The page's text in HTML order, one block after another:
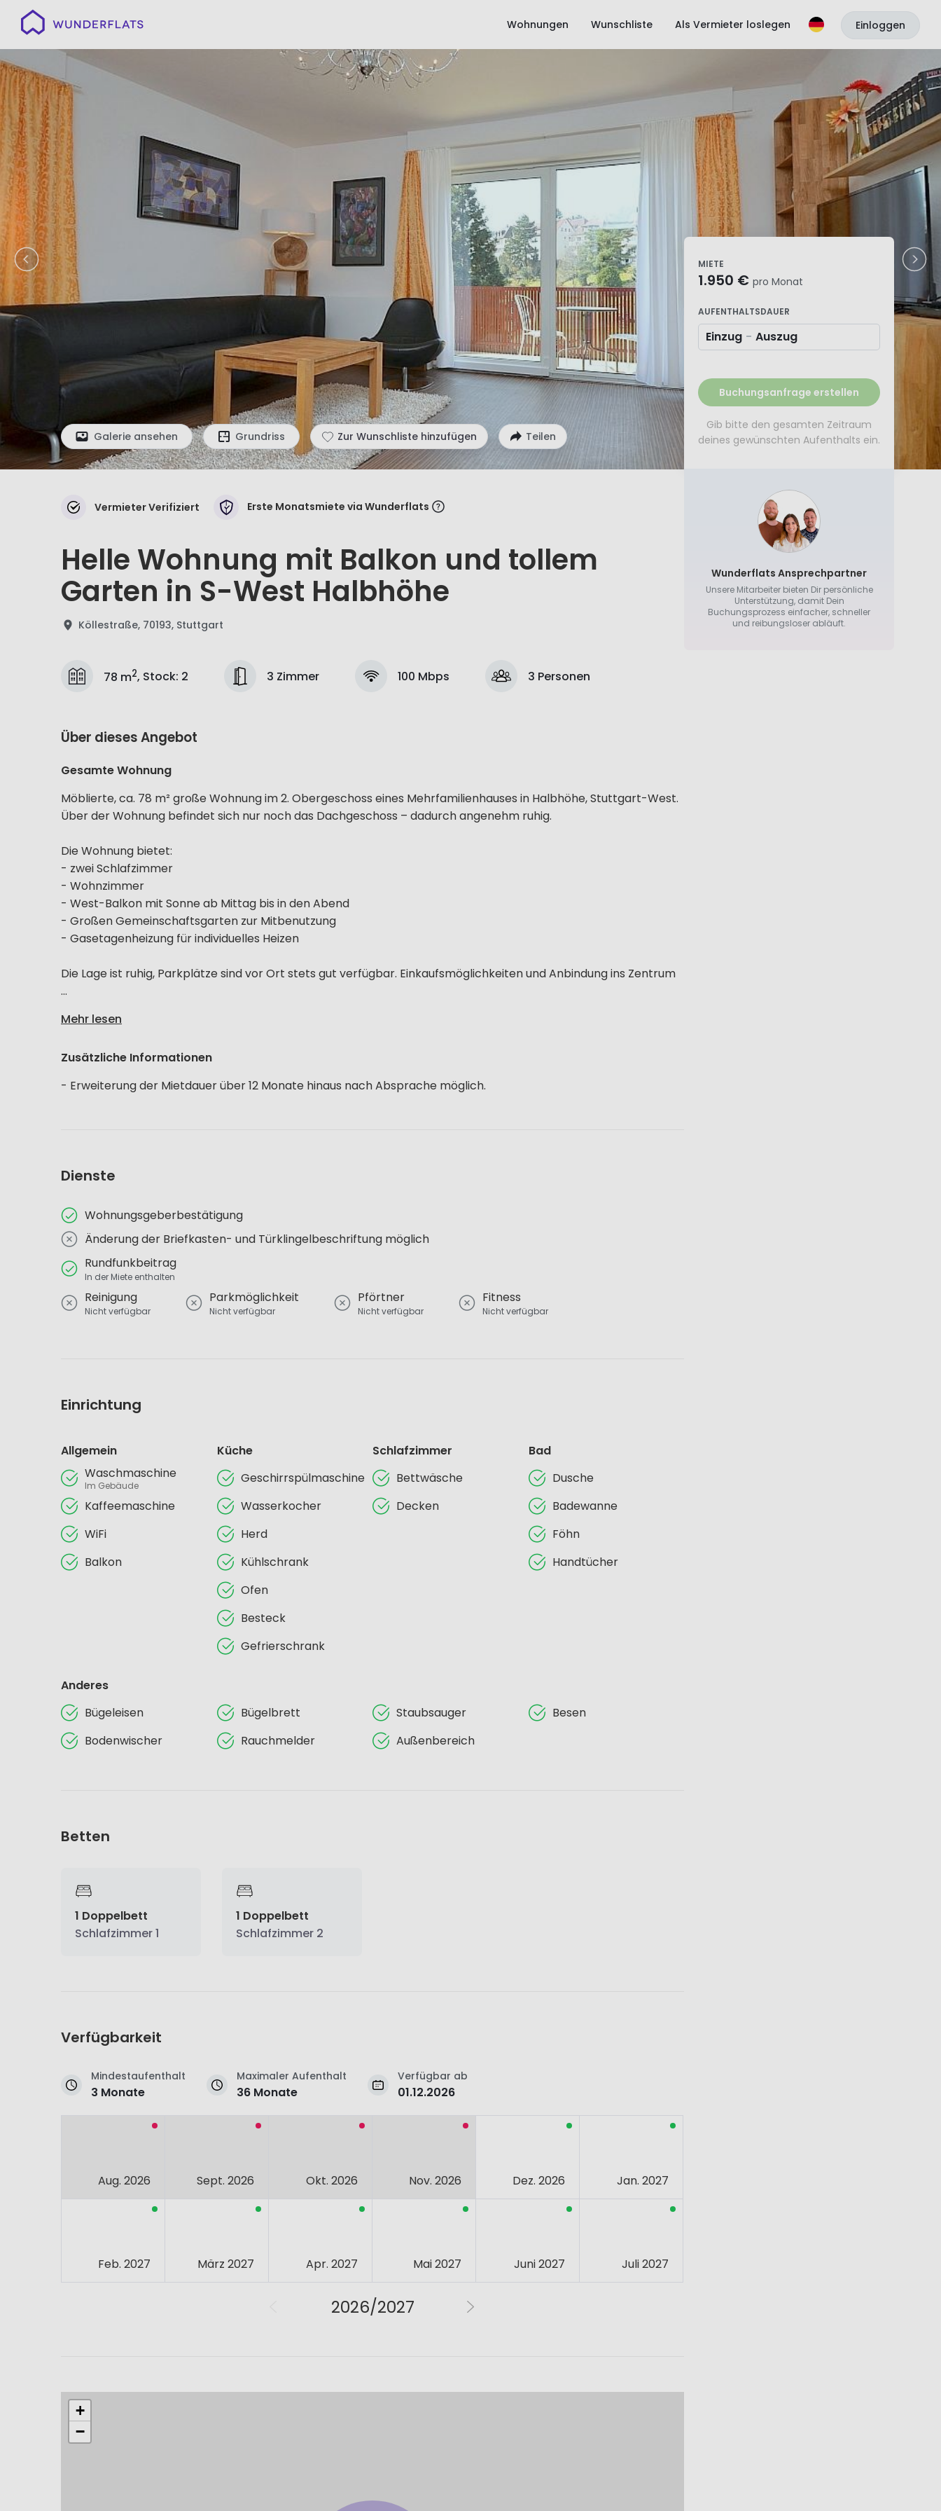
Wunderflats Wohnungen Wunschliste Als Vermieter loslegen Einloggen
Galerie ansehen Grundriss Zur Wunschliste hinzufügen Teilen
Vermieter Verifiziert Erste Monatsmiete via Wunderflats
Helle Wohnung mit Balkon und tollem
Garten in S-West Halbhöhe
Köllestraße, 70193, Stuttgart
78 m2, Stock: 2 3 Zimmer 100 Mbps 3 Personen
Über dieses Angebot
Gesamte Wohnung
Möblierte, ca. 78 m² große Wohnung im 2. Obergeschoss eines Mehrfamilienhauses in Halbhöhe, Stuttgart-West.
Über der Wohnung befindet sich nur noch das Dachgeschoss – dadurch angenehm ruhig.
Die Wohnung bietet:
- zwei Schlafzimmer
- Wohnzimmer
- West-Balkon mit Sonne ab Mittag bis in den Abend
- Großen Gemeinschaftsgarten zur Mitbenutzung
- Gasetagenheizung für individuelles Heizen
Die Lage ist ruhig, Parkplätze sind vor Ort stets gut verfügbar. Einkaufsmöglichkeiten und Anbindung ins Zentrum
...
Mehr lesen
Zusätzliche Informationen
- Erweiterung der Mietdauer über 12 Monate hinaus nach Absprache möglich.
Dienste
Wohnungsgeberbestätigung
Änderung der Briefkasten- und Türklingelbeschriftung möglich
Rundfunkbeitrag
In der Miete enthalten
Reinigung
Nicht verfügbar
Parkmöglichkeit
Nicht verfügbar
Pförtner
Nicht verfügbar
Fitness
Nicht verfügbar
Einrichtung
Allgemein
Waschmaschine
Im Gebäude
Kaffeemaschine
WiFi
Balkon
Küche
Geschirrspülmaschine
Wasserkocher
Herd
Kühlschrank
Ofen
Besteck
Gefrierschrank
Schlafzimmer
Bettwäsche
Decken
Bad
Dusche
Badewanne
Föhn
Handtücher
Anderes
Bügeleisen
Bügelbrett Staubsauger
Besen
Bodenwischer
Rauchmelder Außenbereich
Betten
1 Doppelbett
Schlafzimmer 1
1 Doppelbett
Schlafzimmer 2
Verfügbarkeit
Mindestaufenthalt
3 Monate
Maximaler Aufenthalt
36 Monate
Verfügbar ab
01.12.2026
Aug. 2026 Sept. 2026 Okt. 2026 Nov. 2026 Dez. 2026 Jan. 2027
Feb. 2027 März 2027 Apr. 2027 Mai 2027 Juni 2027 Juli 2027
2026/2027
+
−
MIETE
1.950 € pro Monat
AUFENTHALTSDAUER
Einzug - Auszug
Buchungsanfrage erstellen
Gib bitte den gesamten Zeitraum
deines gewünschten Aufenthalts ein.
Wunderflats Ansprechpartner
Unsere Mitarbeiter bieten Dir persönliche
Unterstützung, damit Dein
Buchungsprozess einfacher, schneller
und reibungsloser abläuft.